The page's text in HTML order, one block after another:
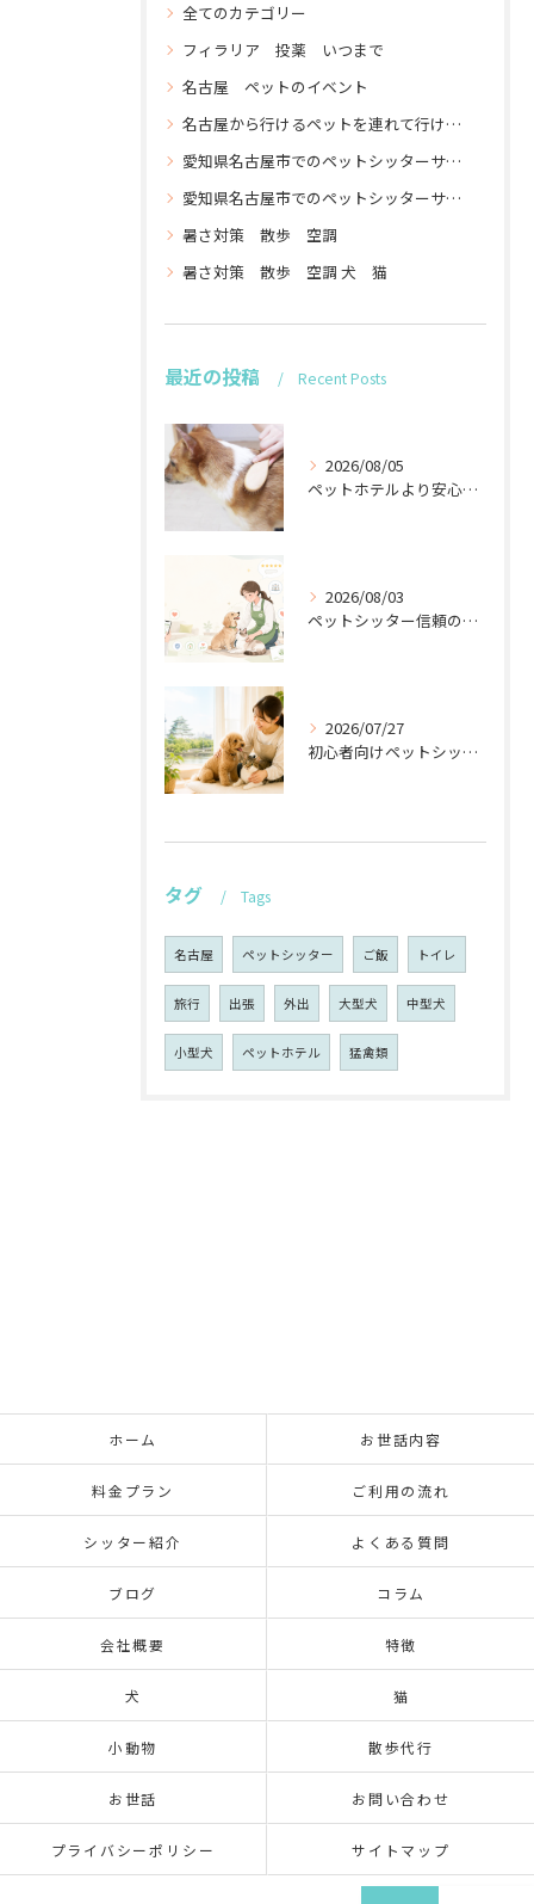
全てのカテゴリー
フィラリア 投薬 いつまで
名古屋 ペットのイベント
名古屋から行けるペットを連れて行けるイベントを連れて行ける
愛知県名古屋市でのペットシッターサービスなら名古屋ペットシッターサービスへ お散歩代行 対応エリアは名古屋市全域 食事エサの準備やトイレの掃除などプロにお
愛知県名古屋市でのペットシッターサービスなら名古屋ペットシッターサービスへ お散歩代行 対応エリアは名古屋市全域 食事エサの準備やトイレの掃除などプロにお任せ
暑さ対策 散歩 空調
暑さ対策 散歩 空調 犬 猫
最近の投稿 Recent Posts
2026/08/05
ペットホテルより安心の訪問シッター名古屋
2026/08/03
ペットシッター信頼のブランド構築法
2026/07/27
初心者向けペットシッターの安心ポイント
タグ Tags
名古屋 ペットシッター ご飯 トイレ
旅行 出張 外出 大型犬 中型犬
小型犬 ペットホテル 猛禽類
ホーム お世話内容
料金プラン ご利用の流れ
シッター紹介 よくある質問
ブログ コラム
会社概要 特徴
犬 猫
小動物 散歩代行
お世話 お問い合わせ
プライバシーポリシー サイトマップ